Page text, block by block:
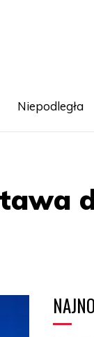
Niepodległa